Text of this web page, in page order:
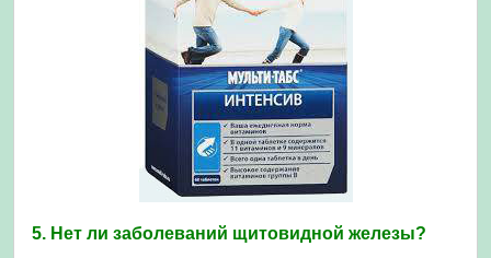
5. Нет ли заболеваний щитовидной железы?